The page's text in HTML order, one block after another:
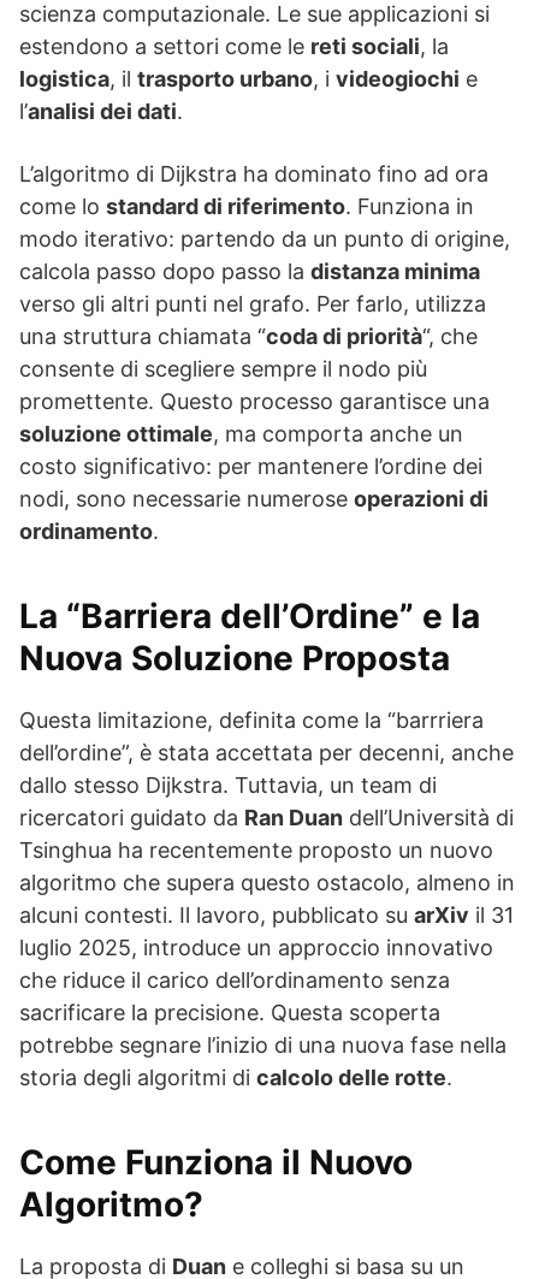
scienza computazionale. Le sue applicazioni si
estendono a settori come le reti sociali, la
logistica, il trasporto urbano, i videogiochi e
l’analisi dei dati.
L’algoritmo di Dijkstra ha dominato fino ad ora
come lo standard di riferimento. Funziona in
modo iterativo: partendo da un punto di origine,
calcola passo dopo passo la distanza minima
verso gli altri punti nel grafo. Per farlo, utilizza
una struttura chiamata “coda di priorità“, che
consente di scegliere sempre il nodo più
promettente. Questo processo garantisce una
soluzione ottimale, ma comporta anche un
costo significativo: per mantenere l’ordine dei
nodi, sono necessarie numerose operazioni di
ordinamento.
La “Barriera dell’Ordine” e la
Nuova Soluzione Proposta
Questa limitazione, definita come la “barrriera
dell’ordine”, è stata accettata per decenni, anche
dallo stesso Dijkstra. Tuttavia, un team di
ricercatori guidato da Ran Duan dell’Università di
Tsinghua ha recentemente proposto un nuovo
algoritmo che supera questo ostacolo, almeno in
alcuni contesti. Il lavoro, pubblicato su arXiv il 31
luglio 2025, introduce un approccio innovativo
che riduce il carico dell’ordinamento senza
sacrificare la precisione. Questa scoperta
potrebbe segnare l’inizio di una nuova fase nella
storia degli algoritmi di calcolo delle rotte.
Come Funziona il Nuovo
Algoritmo?
La proposta di Duan e colleghi si basa su un